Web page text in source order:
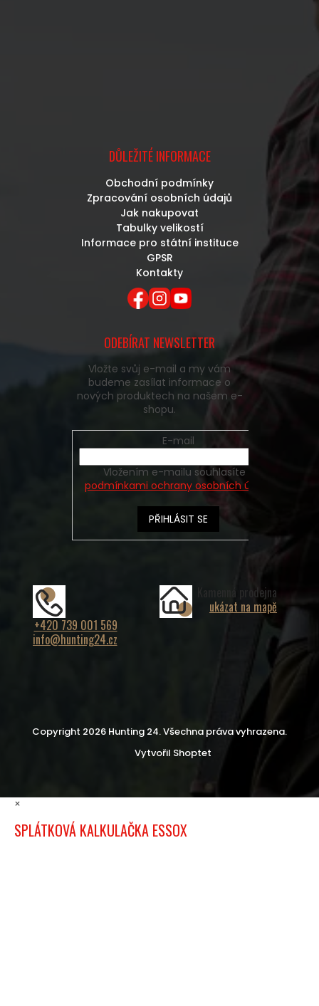
DŮLEŽITÉ INFORMACE
Obchodní podmínky
Zpracování osobních údajů
Jak nakupovat
Tabulky velikostí
Informace pro státní instituce
GPSR
Kontakty
ODEBÍRAT NEWSLETTER
Vložte svůj e-mail a my vám
budeme zasílat informace o
nových produktech na našem e-
shopu.
E-mail
podmínkami ochrany osobních údajů
PŘIHLÁSIT SE
+420 739 001 569
info@hunting24.cz
Kamenná prodejna
ukázat na mapě
Vytvořil Shoptet
Copyright 2026 Hunting 24. Všechna práva vyhrazena.
×
SPLÁTKOVÁ KALKULAČKA ESSOX